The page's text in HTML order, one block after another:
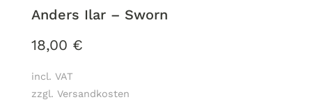
Anders Ilar – Sworn
18,00 €
incl. VAT
zzgl. Versandkosten